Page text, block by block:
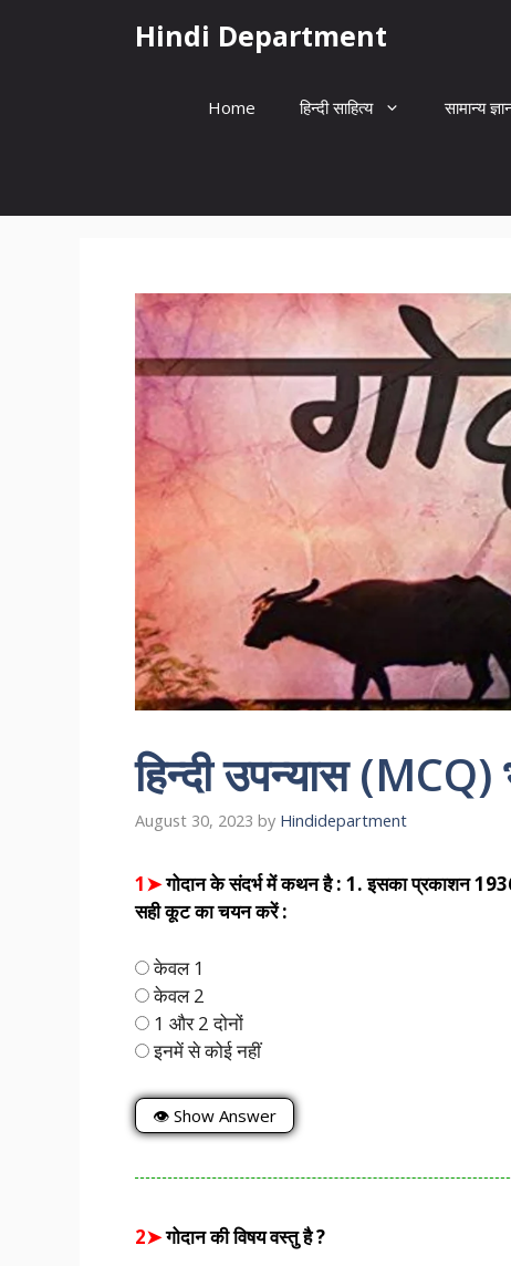
Hindi Department
Home हिन्दी साहित्य सामान्य
हिन्दी उपन्यास (MCQ)
August 30, 2023 by Hindidepartment
1➤गोदान के संदर्भ में कथन है : 1. इसका प्रकाशन
सही कूट का चयन करें :
केवल 1
केवल 2
1 और 2 दोनों
इनमें से कोई नहीं
👁 Show Answer
2➤गोदान की विषय वस्तु है ?